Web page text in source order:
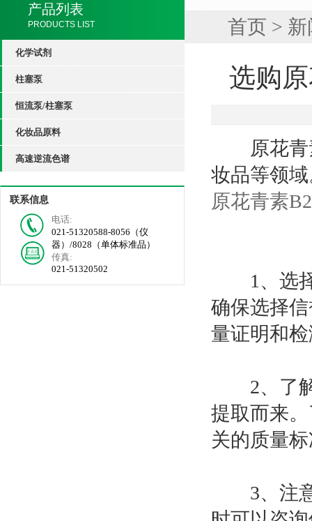
产品列表
PRODUCTS LIST
化学试剂
柱塞泵
恒流泵/柱塞泵
化妆品原料
高速逆流色谱
联系信息
电话:
021-51320588-8056（仪
器）/8028（单体标准品）
传真:
021-51320502
首页 >
选购
原花青素
妆品等领
原花青素B2
1、选择
确保选择
量证明和
2、了解
提取而来
关的质量
3、注意